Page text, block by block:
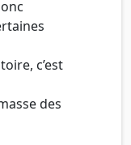
c’est
des